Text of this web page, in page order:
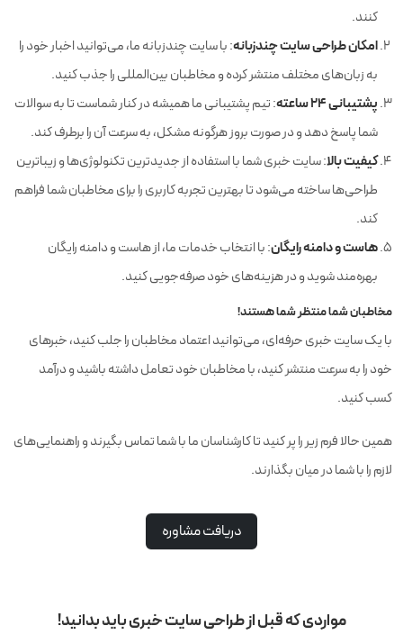
نمونه کارهای انجام شده
امکان ایجاد نظرسنجی تماس
آموزش کار با ابزار سئو تماس
طراحی سفارشی لوگو تماس
انواع فرم ثبت اطلاعات کاربران تماس
طراحی فرم پذیرش نمایندگی
اضافه کردن زبان دوم سایت
طراحی فرم استخدام
طراحی اختصاصی فرم تماس
امکان مدیریت مشتریان
طراحی اختصاصی صفحات داخلی
کنند.
امکان طراحی سایت چندزبانه: با سایت چندزبانه ما، می‌توانید اخبار خود را
به زبان‌های مختلف منتشر کرده و مخاطبان بین‌المللی را جذب کنید.
پشتیبانی ۲۴ ساعته
: تیم پشتیبانی ما همیشه در کنار شماست تا به سوالات
شما پاسخ دهد و در صورت بروز هرگونه مشکل، به سرعت آن را برطرف کند.
کیفیت بالا: سایت خبری شما با استفاده از جدیدترین تکنولوژی‌ها و زیباترین
طراحی‌ها ساخته می‌شود تا بهترین تجربه کاربری را برای مخاطبان شما فراهم
کند.
هاست و دامنه رایگان: با انتخاب خدمات ما، از هاست و دامنه رایگان
بهره‌مند شوید و در هزینه‌های خود صرفه‌جویی کنید.
مخاطبان شما منتظر شما هستند!
با یک سایت خبری حرفه‌ای، می‌توانید اعتماد مخاطبان را جلب کنید، خبرهای
خود را به سرعت منتشر کنید، با مخاطبان خود تعامل داشته باشید و درآمد
کسب کنید.
همین حالا فرم زیر را پر کنید تا کارشناسان ما با شما تماس بگیرند و راهنمایی‌های
لازم را با شما در میان بگذارند.
دریافت مشاوره
مواردی که قبل از طراحی سایت خبری باید بدانید!